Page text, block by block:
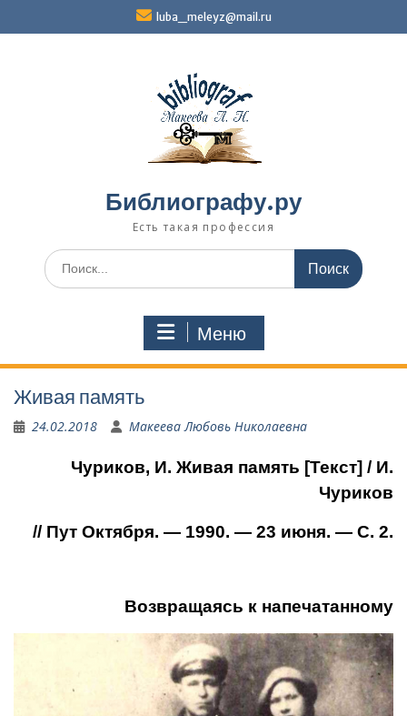
luba_meleyz@mail.ru
Библиографу.ру
Есть такая профессия
Поиск
по:
Меню
Живая память
24.02.2018 Макеева Любовь Николаевна
Чуриков, И. Живая память [Текст] / И.
Чуриков
// Пут Октября. — 1990. — 23 июня. — С. 2.
Возвращаясь к напечатанному